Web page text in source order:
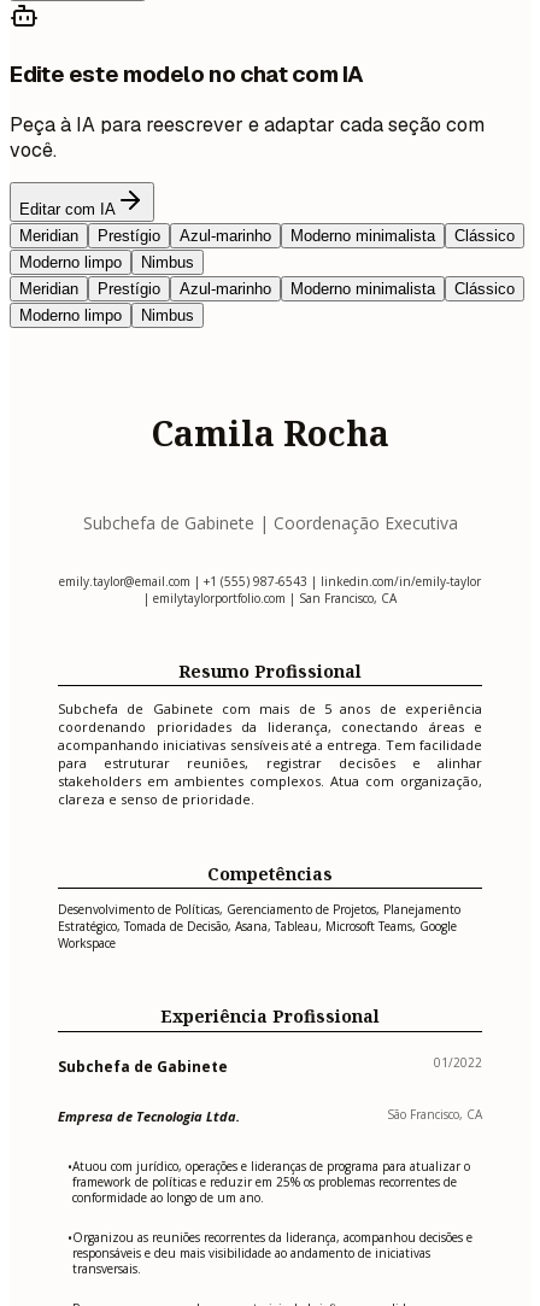
Edite este modelo no chat com IA
Peça à IA para reescrever e adaptar cada seção com
você.
Editar com IA
Meridian
Prestígio Azul-marinho Moderno minimalista
Clássico
Moderno limpo
Nimbus
Meridian
Prestígio Azul-marinho Moderno minimalista
Clássico
Moderno limpo
Nimbus
Camila Rocha
Subchefa de Gabinete | Coordenação Executiva
emily.taylor@email.com | +1 (555) 987-6543 | linkedin.com/in/emily-taylor
| emilytaylorportfolio.com | San Francisco, CA
Resumo Profissional
Subchefa de Gabinete com mais de 5 anos de experiência
coordenando prioridades da liderança, conectando áreas e
acompanhando iniciativas sensíveis até a entrega. Tem facilidade
para estruturar reuniões, registrar decisões e alinhar
stakeholders em ambientes complexos. Atua com organização,
clareza e senso de prioridade.
Competências
Desenvolvimento de Políticas, Gerenciamento de Projetos, Planejamento
Estratégico, Tomada de Decisão, Asana, Tableau, Microsoft Teams, Google
Workspace
Experiência Profissional
Subchefa de Gabinete 01/2022
Empresa de Tecnologia Ltda. São Francisco, CA
•Atuou com jurídico, operações e lideranças de programa para atualizar o
framework de políticas e reduzir em 25% os problemas recorrentes de
conformidade ao longo de um ano.
•Organizou as reuniões recorrentes da liderança, acompanhou decisões e
responsáveis e deu mais visibilidade ao andamento de iniciativas
transversais.